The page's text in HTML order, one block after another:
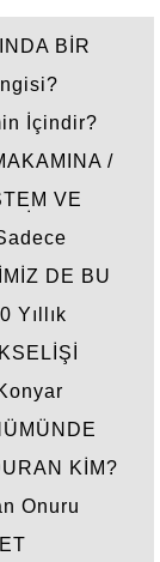
BİR
İçindir?
/
VE
DE BU
Yıllık
KİM?
Onuru